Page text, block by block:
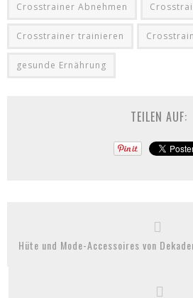
Crosstrainer Abnehmen
Crosstrainer trainieren
gesunde Ernährung
TEILEN AUF:
Hüte und Mode-Accessoires von